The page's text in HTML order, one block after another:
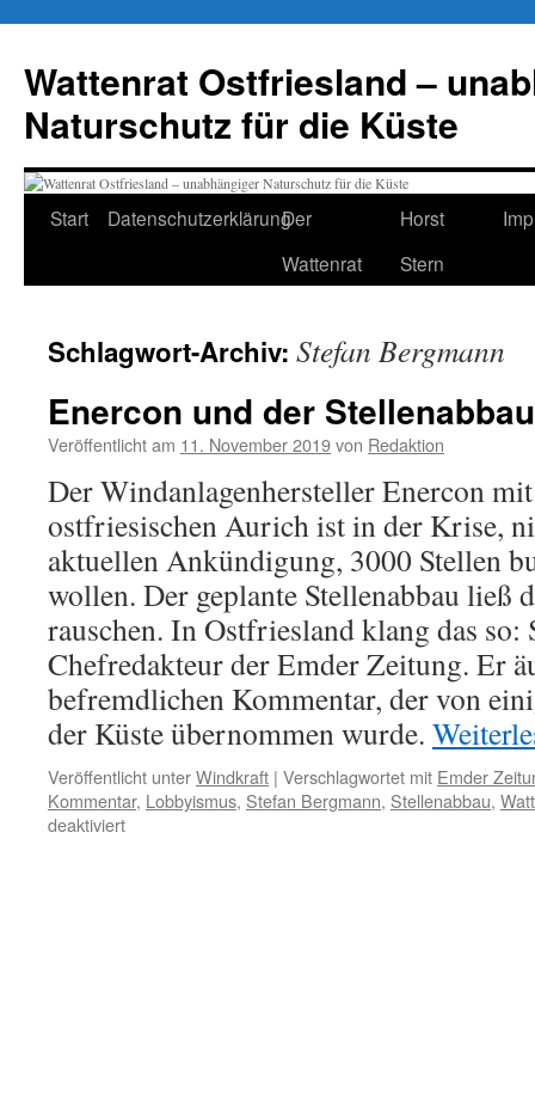
springen
Wattenrat Ostfriesland –
Naturschutz für die Küste
Start DatenschutzerklärungDer
Wattenrat
Horst
Stern
Schlagwort-Archiv: Stefan Bergmann
Enercon und der
Veröffentlicht am 11. November 2019von Redaktion
Der Windanlagenhersteller Enercon
ostfriesischen Aurich ist in der Krise,
aktuellen Ankündigung, 3000 Stellen
wollen. Der geplante Stellenabbau ließ
rauschen. In Ostfriesland klang das so:
Chefredakteur der Emder Zeitung. Er
befremdlichen Kommentar, der von
der Küste übernommen wurde.
Veröffentlicht unterWindkraft | Verschlagwortet mit Emder
Kommentar, Lobbyismus, Stefan Bergmann, Stellenabbau,
deaktiviertfür